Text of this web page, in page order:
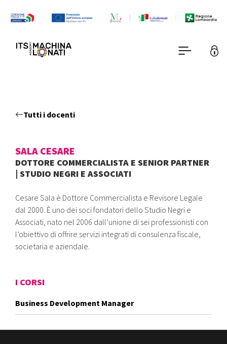
Tutti i docenti
SALA CESARE
DOTTORE COMMERCIALISTA E SENIOR PARTNER
| STUDIO NEGRI E ASSOCIATI
Cesare Sala è Dottore Commercialista e Revisore Legale
dal 2000. È uno dei soci fondatori dello Studio Negri e
Associati, nato nel 2006 dall’unione di sei professionisti con
l’obiettivo di offrire servizi integrati di consulenza fiscale,
societaria e aziendale.
I CORSI
Business Development Manager